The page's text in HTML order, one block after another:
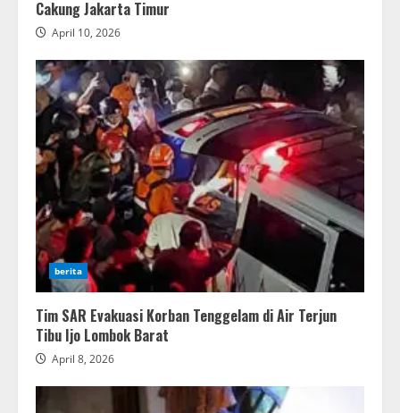
Cakung Jakarta Timur
April 10, 2026
berita
Tim SAR Evakuasi Korban Tenggelam di Air Terjun
Tibu Ijo Lombok Barat
April 8, 2026